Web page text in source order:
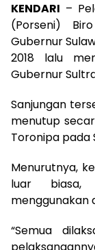
KENDARI –
(Porseni)
Gubernur
2018 lalu
Gubernur
Sanjungan
menutup
Toronipa pada
Menurutnya,
luar biasa,
menggunakan
“Semua